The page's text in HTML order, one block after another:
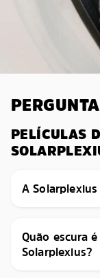
PELÍCULAS
A
Quão escura
Solarplexius?